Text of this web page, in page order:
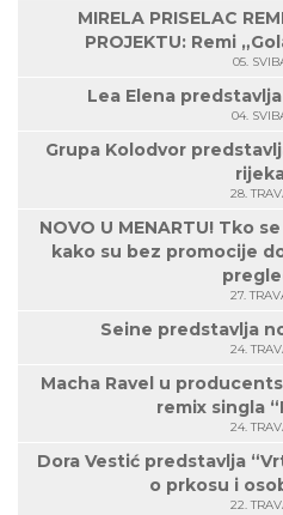
MIRELA PRISELAC
PROJEKTU: Remi
05.
Lea Elena
04.
Grupa Kolodvor
28.
NOVO U MENARTU! Tko
kako su bez promocije
27.
Seine predstavlja
24.
Macha Ravel u
remix singla
24.
Dora Vestić predstavlja
o prkosu i
22.